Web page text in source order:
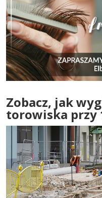
Zobacz, jak
torowiska przy